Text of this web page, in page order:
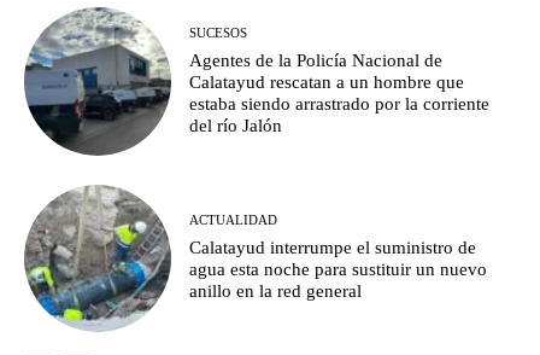
SUCESOS
Agentes de la Policía Nacional de
Calatayud rescatan a un hombre que
estaba siendo arrastrado por la corriente
del río Jalón
ACTUALIDAD
Calatayud interrumpe el suministro de
agua esta noche para sustituir un nuevo
anillo en la red general